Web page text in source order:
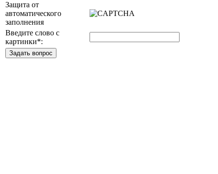
Защита от
автоматического
заполнения
Введите слово с
картинки*: